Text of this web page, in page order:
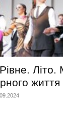
Літо.
життя